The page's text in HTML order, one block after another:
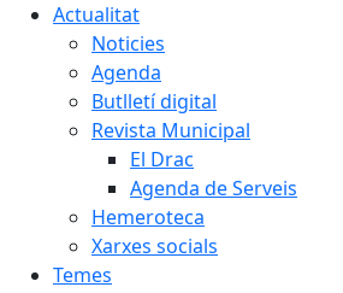
Actualitat
Noticies
Agenda
Butlletí digital
Revista Municipal
El Drac
Agenda de Serveis
Hemeroteca
Xarxes socials
Temes